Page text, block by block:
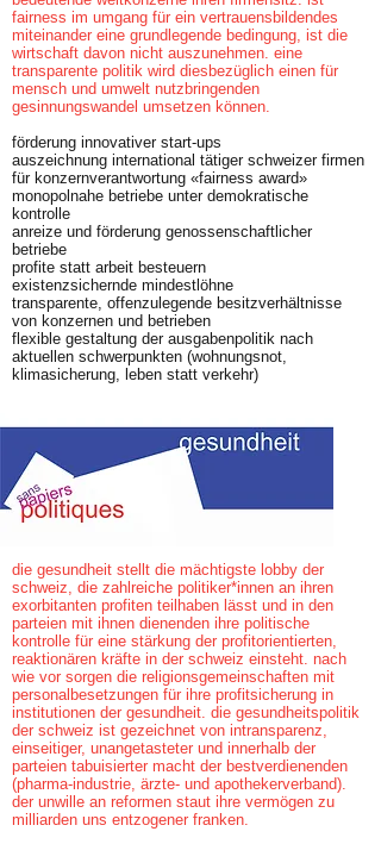
fairness im umgang für ein vertrauensbildendes
miteinander eine grundlegende bedingung, ist die
wirtschaft davon nicht auszunehmen. eine
transparente politik wird diesbezüglich einen für
mensch und umwelt nutzbringenden
gesinnungswandel umsetzen können.
förderung innovativer start-ups
auszeichnung international tätiger schweizer firmen
für konzernverantwortung «fairness award»
monopolnahe betriebe unter demokratische
kontrolle
anreize und förderung genossenschaftlicher
betriebe
profite statt arbeit besteuern
existenzsichernde mindestlöhne
transparente, offenzulegende besitzverhältnisse
von konzernen und betrieben
flexible gestaltung der ausgabenpolitik nach
aktuellen schwerpunkten (wohnungsnot,
klimasicherung, leben statt verkehr)
die gesundheit stellt die mächtigste lobby der
schweiz, die zahlreiche politiker*innen an ihren
exorbitanten profiten teilhaben lässt und in den
parteien mit ihnen dienenden ihre politische
kontrolle für eine stärkung der profitorientierten,
reaktionären kräfte in der schweiz einsteht. nach
wie vor sorgen die religionsgemeinschaften mit
personalbesetzungen für ihre profitsicherung in
institutionen der gesundheit. die gesundheitspolitik
der schweiz ist gezeichnet von intransparenz,
einseitiger, unangetasteter und innerhalb der
parteien tabuisierter macht der bestverdienenden
(pharma-industrie, ärzte- und apothekerverband).
der unwille an reformen staut ihre vermögen zu
milliarden uns entzogener franken.